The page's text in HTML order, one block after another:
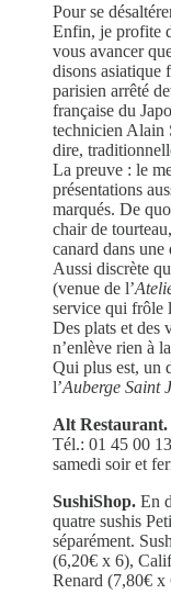
Pour se
Enfin, je profite
vous avancer
disons asiatique
parisien arrêté
française du
technicien Alain
dire,
La preuve : le
présentations
marqués. De
chair de
canard dans une
Aussi discrète
(venue de l’
service qui frôle
Des plats et des
n’enlève rien à
Qui plus est, un
l’Auberge Saint
Alt Restaurant.
Tél.: 01 45 00
samedi soir et
SushiShop. En
quatre sushis
séparément.
(6,20€ x 6),
Renard (7,80€ x